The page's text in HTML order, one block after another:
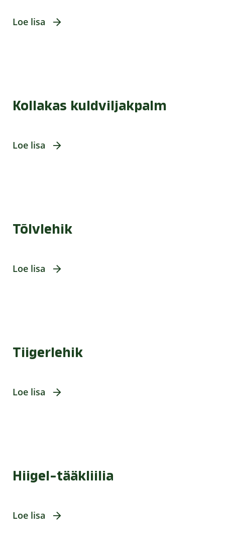
Loe lisa
Kollakas kuldviljakpalm
Loe lisa
Tõlvlehik
Loe lisa
Tiigerlehik
Loe lisa
Hiigel-tääkliilia
Loe lisa